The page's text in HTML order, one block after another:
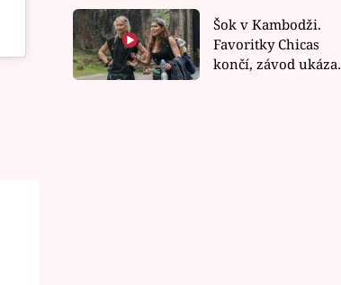
závodu nůž na krku
Šok v Kambodži.
Favoritky Chicas
končí, závod ukázal